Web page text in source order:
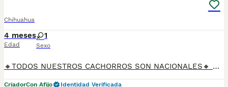
Chihuahua
4 meses
Edad
1
Sexo
🔸TODOS NUESTROS CACHORROS SON NACIONALES🔸 Se entregan con sus vacunas, desparasitaciones internas y externas, microchip y su registro, cartilla sanitaria, contrato de garantías, toda su documentación legal y factura. ✅ Somos un criadero familiar autorizado y certificado por la Generalitat de Catalunya bajo el número de Núcleo Zoológico G25/00314. 💙 Con más de 30 años promoviendo la cría responsable. PARA MÁS INFORMACIÓN: ☎️ TIENDA 933095977 📱 CRIADERO 685878504 📱 WHATSAPP 674320847 🐶 Puedes conocer a los cachorros en persona (cita previa) 💻 Fotos y vídeos www.aquanatura.es 🚙 Hacemos envíos 💰 Financiamos 📌 Calle Roger de Flor 45, muy cerca del Arc de Triomf de Barcelona, de Lunes a Sábados.
CriadorCon Afijo Identidad Verificada